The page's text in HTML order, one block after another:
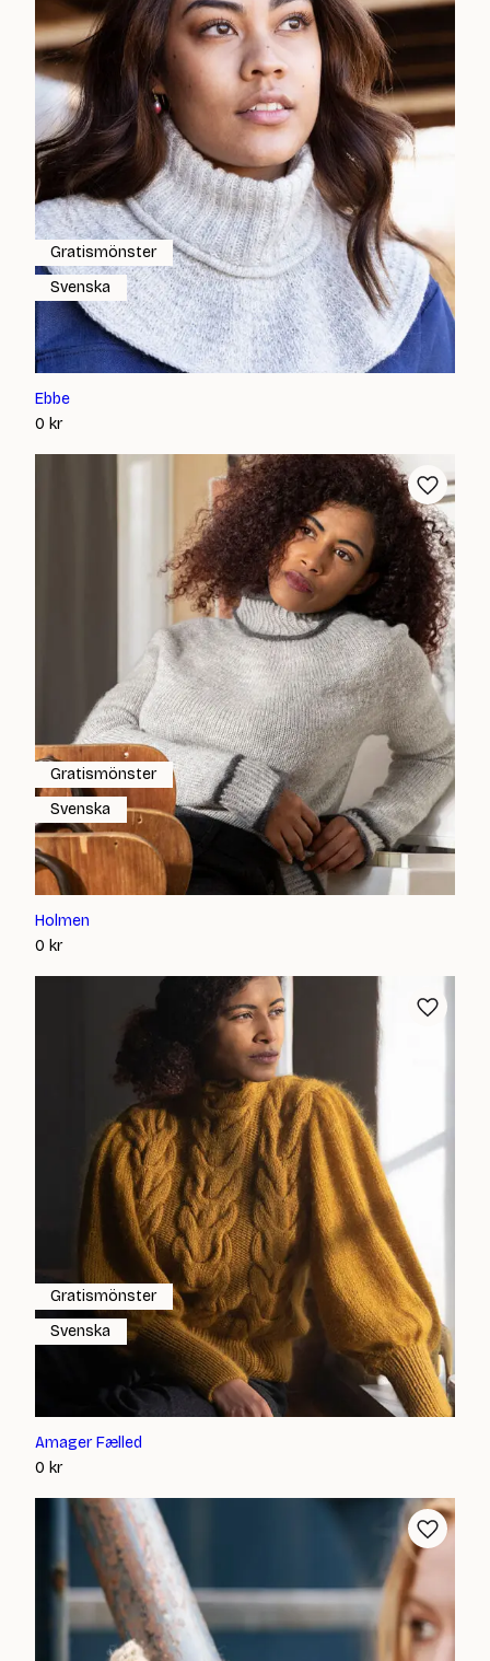
Ebbe
0 kr
Gratismönster
Svenska
Holmen
0 kr
Gratismönster
Svenska
Amager Fælled
0 kr
Gratismönster
Svenska